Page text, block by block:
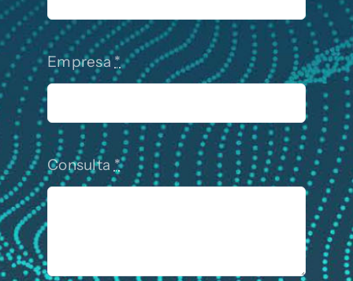
Empresa*
Consulta*